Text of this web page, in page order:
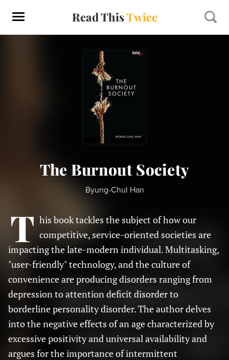
Read ThisTwice
The Burnout Society
Byung-Chul Han
T his book tackles the subject of how our
competitive, service-oriented societies are
impacting the late-modern individual. Multitasking,
"user-friendly" technology, and the culture of
convenience are producing disorders ranging from
depression to attention deficit disorder to
borderline personality disorder. The author delves
into the negative effects of an age characterized by
excessive positivity and universal availability and
argues for the importance of intermittent